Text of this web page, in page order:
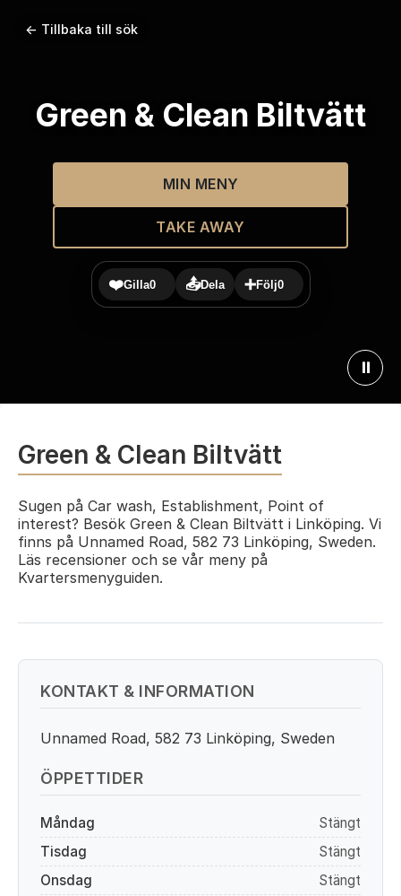
← Tillbaka till sök
Green & Clean Biltvätt
MIN MENY
TAKE AWAY
❤️Gilla0 📤Dela ➕Följ0
⏸
Green & Clean Biltvätt
Sugen på Car wash, Establishment, Point of
interest? Besök Green & Clean Biltvätt i Linköping. Vi
finns på Unnamed Road, 582 73 Linköping, Sweden.
Läs recensioner och se vår meny på
Kvartersmenyguiden.
KONTAKT & INFORMATION
Unnamed Road, 582 73 Linköping, Sweden
ÖPPETTIDER
Måndag
Stängt
Tisdag
Stängt
Onsdag
Stängt